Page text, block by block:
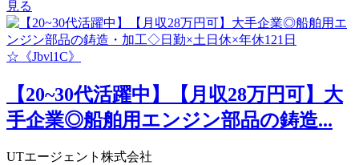
見る
【20~30代活躍中】【月収28万円可】大
手企業◎船舶用エンジン部品の鋳造...
UTエージェント株式会社